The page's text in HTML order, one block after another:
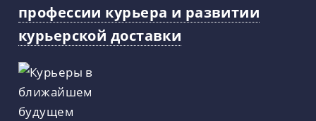
профессии курьера и развитии
курьерской доставки